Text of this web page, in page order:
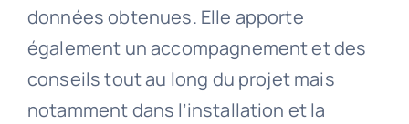
données obtenues. Elle apporte
également un accompagnement et des
conseils tout au long du projet mais
notamment dans l’installation et la